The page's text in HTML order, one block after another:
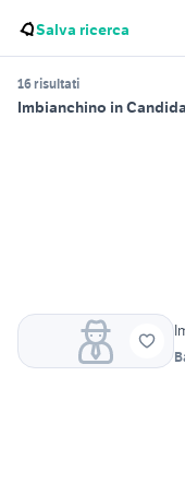
Salva ricerca
16 risultati
Imbianchino in